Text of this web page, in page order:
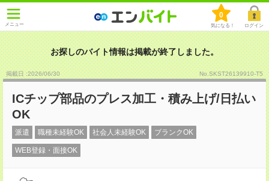
メニュー
0
気になる！ ログイン
お探しのバイト情報は掲載が終了しました。
掲載日 :2026/06/30 No.SKST26139910-T5
ICチップ部品のプレス加工・積み上げ/日払い
OK
派遣 職種未経験OK 社会人未経験OK ブランクOK
WEB登録・面接OK